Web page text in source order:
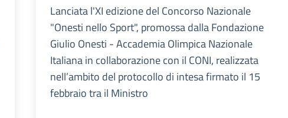
Lanciata l'XI edizione del Concorso Nazionale
"Onesti nello Sport", promossa dalla Fondazione
Giulio Onesti - Accademia Olimpica Nazionale
Italiana in collaborazione con il CONI, realizzata
nell’ambito del protocollo di intesa firmato il 15
febbraio tra il Ministro